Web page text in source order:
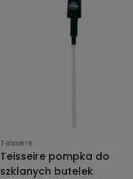
Teisseire
Teisseire pompka do
szklanych butelek